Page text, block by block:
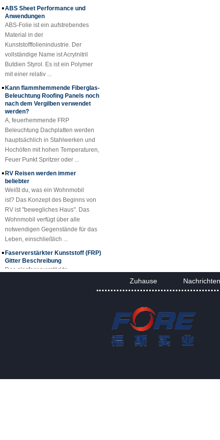
verstärkte Plastik
Rod Tube Channel
Beam FRP-Profile
Gel-beschichtetes
transparentes
glasfaserverstärktes
Kunststoff-FRP-
Dachblech
SMC BMC
Fiberglas Resin
Composite FRP
glänzende Oberfläche.
Anwendungen
ABS-Folie ist ein aufstrebendes
Material in der
Kunststofffolienindustrie. Der
vollständige Name ist Acrylnitril
Butdien Styrol. Es ist ein Polymer
mit einer relativ ...
Beleuchtung Roofing Panels noch
nach dem Vergilben verwendet
werden?
A, feuerhemmende FRP
Beleuchtung Dachplatten werden
hauptsächlich in Stahlwerken und
Hochöfen mit hohen Temperaturen,
Feuer Punkt Spritzer oder ...
beliebter
Weißt du, was ein Wohnmobil
ist? Das Konzept des Beginns von
RV ist "bewegliches Haus". Das
Wohnmobil verfügt über alle
notwendigen Gegenstände für das
Leben, einschließlich ...
Gitter Beschreibung
Das glasfaserverstärkte
Kunststoffgitter (FRP) ist ein
glasfaserverstärktem Kunststoff, das
Zuhause Nachrichten